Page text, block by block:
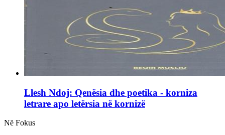
Llesh Ndoj: Qenësia dhe poetika - korniza
letrare apo letërsia në kornizë
Në Fokus